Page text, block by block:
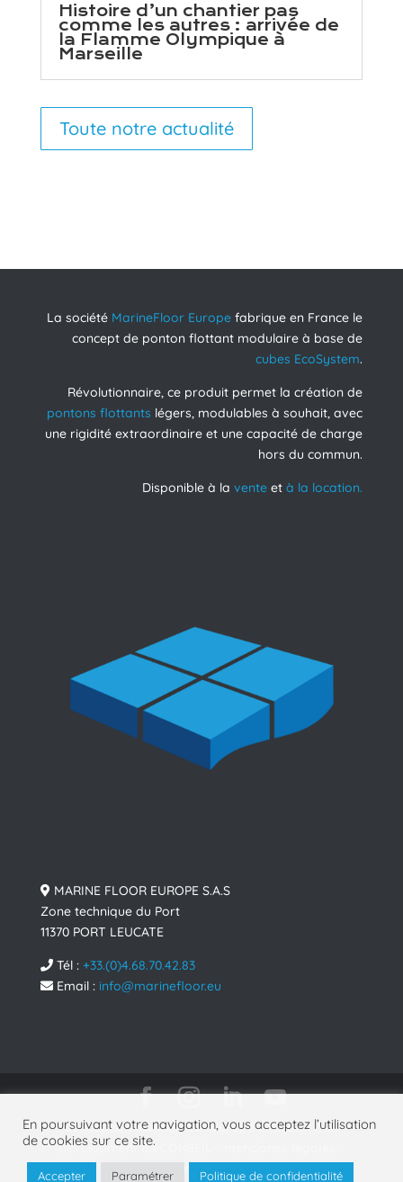
Histoire d’un chantier pas
comme les autres : arrivée de
la Flamme Olympique à
Marseille
Toute notre actualité
La société MarineFloor Europe fabrique en France le
concept de ponton flottant modulaire à base de
cubes EcoSystem.
Révolutionnaire, ce produit permet la création de
pontons flottants légers, modulables à souhait, avec
une rigidité extraordinaire et une capacité de charge
hors du commun.
Disponible à lavente età la location.
MARINE FLOOR EUROPE S.A.S
Zone technique du Port
11370 PORT LEUCATE
Tél : +33.(0)4.68.70.42.83
Email : info@marinefloor.eu
ConceptionMarineFloor Europe& Design and
developmentBS CONSEIL
politica de privacidad
- © 2025
En poursuivant votre navigation, vous acceptez l’utilisation
de cookies sur ce site.
Accepter Paramétrer Politique de confidentialité